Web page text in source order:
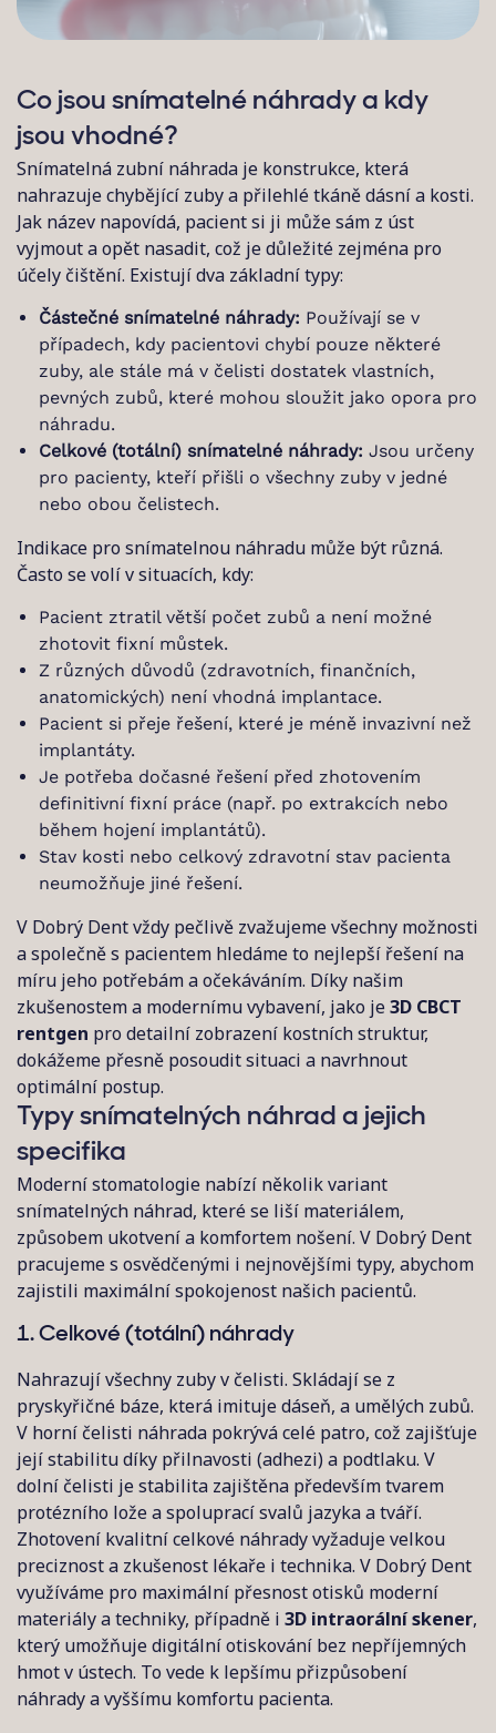
Co jsou snímatelné náhrady a kdy
jsou vhodné?
Snímatelná zubní náhrada je konstrukce, která
nahrazuje chybějící zuby a přilehlé tkáně dásní a kosti.
Jak název napovídá, pacient si ji může sám z úst
vyjmout a opět nasadit, což je důležité zejména pro
účely čištění. Existují dva základní typy:
Částečné snímatelné náhrady: Používají se v
případech, kdy pacientovi chybí pouze některé
zuby, ale stále má v čelisti dostatek vlastních,
pevných zubů, které mohou sloužit jako opora pro
náhradu.
Celkové (totální) snímatelné náhrady: Jsou určeny
pro pacienty, kteří přišli o všechny zuby v jedné
nebo obou čelistech.
Indikace pro snímatelnou náhradu může být různá.
Často se volí v situacích, kdy:
Pacient ztratil větší počet zubů a není možné
zhotovit fixní můstek.
Z různých důvodů (zdravotních, finančních,
anatomických) není vhodná implantace.
Pacient si přeje řešení, které je méně invazivní než
implantáty.
Je potřeba dočasné řešení před zhotovením
definitivní fixní práce (např. po extrakcích nebo
během hojení implantátů).
Stav kosti nebo celkový zdravotní stav pacienta
neumožňuje jiné řešení.
V Dobrý Dent vždy pečlivě zvažujeme všechny možnosti
a společně s pacientem hledáme to nejlepší řešení na
míru jeho potřebám a očekáváním. Díky našim
zkušenostem a modernímu vybavení, jako je3D CBCT
rentgen pro detailní zobrazení kostních struktur,
dokážeme přesně posoudit situaci a navrhnout
optimální postup.
Typy snímatelných náhrad a jejich
specifika
Moderní stomatologie nabízí několik variant
snímatelných náhrad, které se liší materiálem,
způsobem ukotvení a komfortem nošení. V Dobrý Dent
pracujeme s osvědčenými i nejnovějšími typy, abychom
zajistili maximální spokojenost našich pacientů.
1. Celkové (totální) náhrady
Nahrazují všechny zuby v čelisti. Skládají se z
pryskyřičné báze, která imituje dáseň, a umělých zubů.
V horní čelisti náhrada pokrývá celé patro, což zajišťuje
její stabilitu díky přilnavosti (adhezi) a podtlaku. V
dolní čelisti je stabilita zajištěna především tvarem
protézního lože a spoluprací svalů jazyka a tváří.
Zhotovení kvalitní celkové náhrady vyžaduje velkou
preciznost a zkušenost lékaře i technika. V Dobrý Dent
využíváme pro maximální přesnost otisků moderní
materiály a techniky, případně i 3D intraorální skener,
který umožňuje digitální otiskování bez nepříjemných
hmot v ústech. To vede k lepšímu přizpůsobení
náhrady a vyššímu komfortu pacienta.